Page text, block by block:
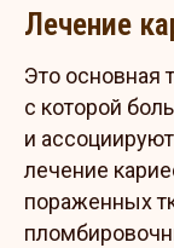
Лечение
Это основная
с которой
и
лечение
пораженных